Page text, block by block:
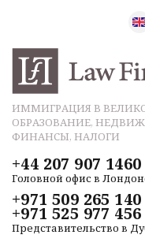
ИММИГРАЦИЯ В
ОБРАЗОВАНИЕ,
ФИНАНСЫ, НАЛОГИ
+44 207 907 1460
Головной офис в
+971 509 265 140
+971 525 977 456
Представительство в